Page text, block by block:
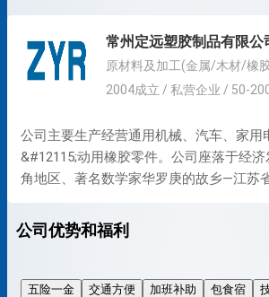
常州定远塑胶制品有限公
原材料及加工(金属/木材/橡
2004成立 / 私营企业 / 50-
公司主要生产经营通用机械、汽车、家用
&#12115;动用橡胶零件。公司座落于经济
角地区、著名数学家华罗庚的故乡—江苏
公司优势和福利
五险一金 交通方便 加班补助 包食宿